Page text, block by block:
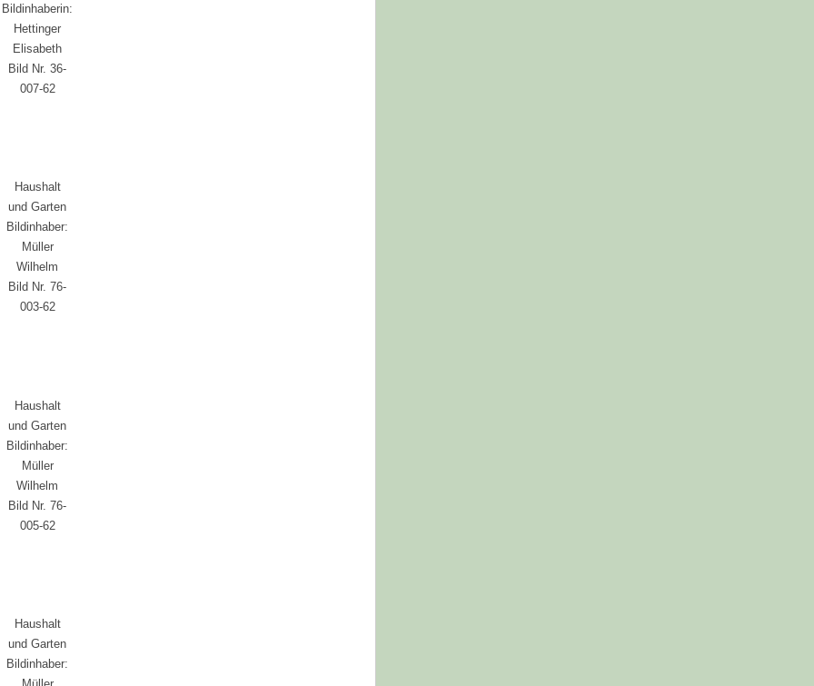
Bildinhaberin:
Hettinger
Elisabeth
Bild Nr. 36-
007-62
Haushalt
und Garten
Bildinhaber:
Müller
Wilhelm
Bild Nr. 76-
003-62
Haushalt
und Garten
Bildinhaber:
Müller
Wilhelm
Bild Nr. 76-
005-62
Haushalt
und Garten
Bildinhaber: